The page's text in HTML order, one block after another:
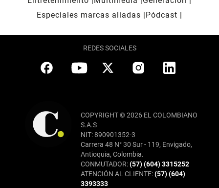
Especiales marcas aliadas
Pódcast
REDES SOCIALES
COPYRIGHT © 2026 EL COLOMBIANO
S.A.S
NIT: 890901352-3
Carrera 48 N° 30 Sur - 119, Envigado,
Antioquia, Colombia.
CONMUTADOR:(57) (604) 3315252
ATENCIÓN AL CLIENTE:(57) (604)
3393333